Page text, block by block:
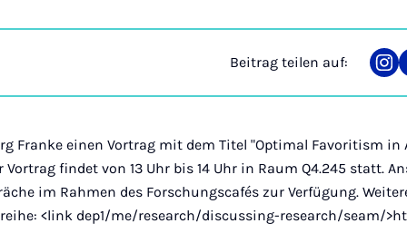
Beitrag teilen auf:
auf
Franke einen Vortrag mit dem Titel "Optimal Favoritism in
Vortrag findet von 13 Uhr bis 14 Uhr in Raum Q4.245 statt.
im Rahmen des Forschungscafés zur Verfügung.
<link dep1/me/research/discussing-research/seam/